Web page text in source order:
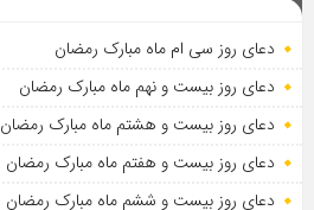
دعای روز سی ام ماه مبارک رمضان
دعای روز بیست و نهم ماه مبارک رمضان
دعای روز بیست و هشتم ماه مبارک رمضان
دعای روز بیست و هفتم ماه مبارک رمضان
دعای روز بیست و ششم ماه مبارک رمضان